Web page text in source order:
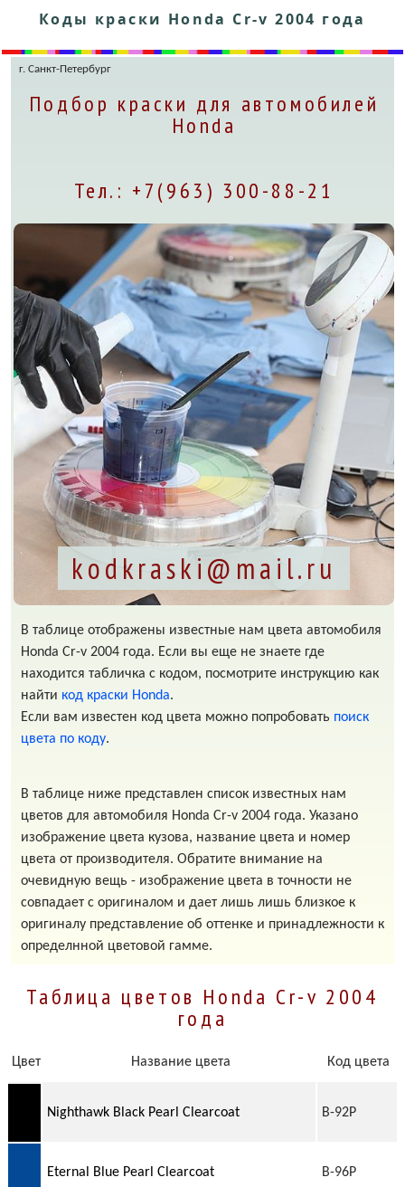
Коды краски Honda Cr-v 2004 года
г. Санкт-Петербург
Подбор краски для автомобилей
Honda
Тел.: +7(963) 300-88-21
kodkraski@mail.ru
В таблице отображены известные нам цвета автомобиля
Honda Cr-v 2004 года. Если вы еще не знаете где
находится табличка с кодом, посмотрите инструкцию как
найти код краски Honda.
Если вам известен код цвета можно попробовать поиск
цвета по коду.
В таблице ниже представлен список известных нам
цветов для автомобиля Honda Cr-v 2004 года. Указано
изображение цвета кузова, название цвета и номер
цвета от производителя. Обратите внимание на
очевидную вещь - изображение цвета в точности не
совпадает с оригиналом и дает лишь лишь близкое к
оригиналу представление об оттенке и принадлежности к
определнной цветовой гамме.
Таблица цветов Honda Cr-v 2004
года
Цвет Название цвета Код цвета
Nighthawk Black Pearl Clearcoat B-92P
Eternal Blue Pearl Clearcoat B-96P